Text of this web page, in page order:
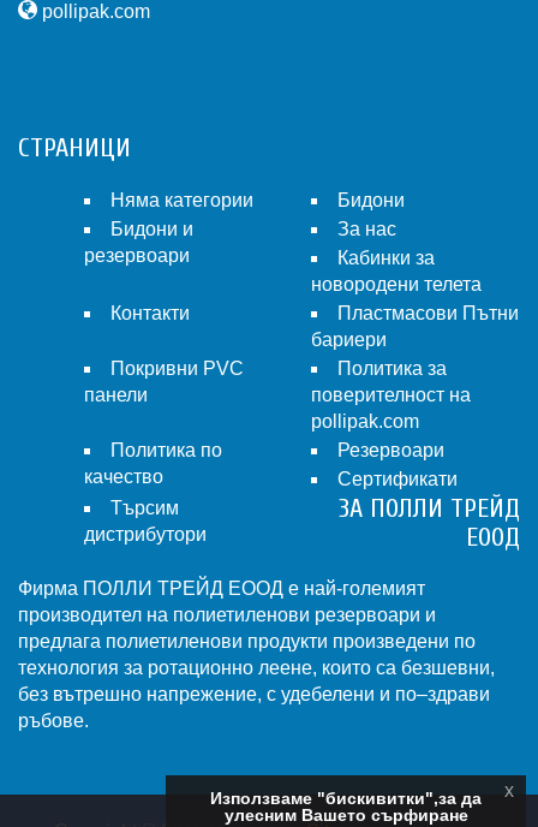
pollipak.com
СТРАНИЦИ
Няма категории
Бидони
Бидони и
резервоари
За нас
Кабинки за
новородени телета
Контакти
Пластмасови Пътни
бариери
Покривни PVC
панели
Политика за
поверителност на
pollipak.com
Политика по
качество
Резервоари
Сертификати
Търсим
дистрибутори
ЗА ПОЛЛИ ТРЕЙД
ЕООД
Фирма ПОЛЛИ ТРЕЙД ЕООД е най-големият
производител на полиетиленови резервоари и
предлага полиетиленови продукти произведени по
технология за ротационно леене, които са безшевни,
без вътрешно напрежение, с удебелени и по–здрави
ръбове.
Използваме "бискивитки",за да
улесним Вашето сърфиране
x